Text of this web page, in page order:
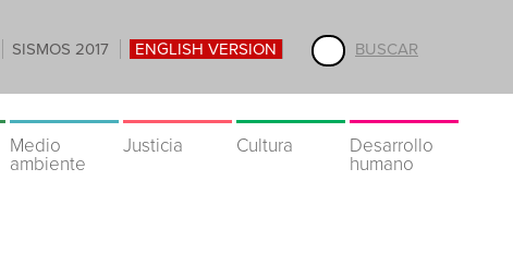
BUSCAR
SISMOS 2017 ENGLISH VERSION
Medio
ambiente
Justicia Cultura
Desarrollo
humano